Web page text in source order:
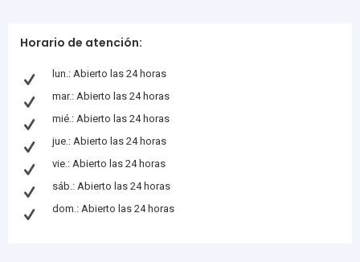
Horario de atención:
lun.: Abierto las 24 horas
mar.: Abierto las 24 horas
mié.: Abierto las 24 horas
jue.: Abierto las 24 horas
vie.: Abierto las 24 horas
sáb.: Abierto las 24 horas
dom.: Abierto las 24 horas